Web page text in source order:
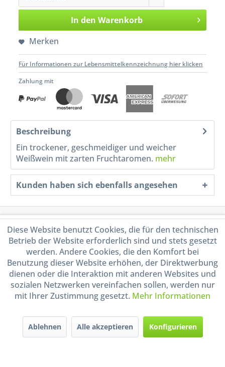
In den Warenkorb
Merken
Für Informationen zur Lebensmittelkennzeichnung hier klicken
Zahlung mit
Beschreibung
Ein trockener, geschmeidiger und weicher
Weißwein mit zarten Fruchtaromen. mehr
Kunden haben sich ebenfalls angesehen
Service Hotline
Shop Service
Informationen
Handel mit BIO-Weinen
durch DE-ÖKO-009
Diese Website benutzt Cookies, die für den technischen
Betrieb der Website erforderlich sind und stets gesetzt
werden. Andere Cookies, die den Komfort bei
Benutzung dieser Website erhöhen, der Direktwerbung
dienen oder die Interaktion mit anderen Websites und
sozialen Netzwerken vereinfachen sollen, werden nur
mit Ihrer Zustimmung gesetzt. Mehr Informationen
Ablehnen Alle akzeptieren Konfigurieren